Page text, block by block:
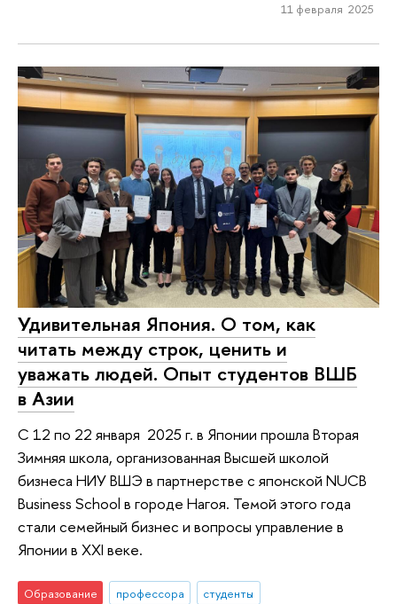
11 февраля 2025
Удивительная Япония. О том, как
читать между строк, ценить и
уважать людей. Опыт студентов ВШБ
в Азии
С 12 по 22 января 2025 г. в Японии прошла Вторая
Зимняя школа, организованная Высшей школой
бизнеса НИУ ВШЭ в партнерстве с японской NUCB
Business School в городе Нагоя. Темой этого года
стали семейный бизнес и вопросы управление в
Японии в XXI веке.
Образование профессора
студенты